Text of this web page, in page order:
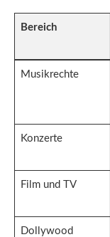
Bereich
Musikrechte
Konzerte
Film und TV
Dollywood